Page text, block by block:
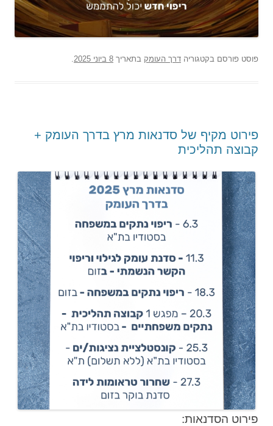
פוסט פורסם בקטגוריה דרך העומק בתאריך 8 ביוני 2025
פירוט מקיף של סדנאות מרץ בדרך העומק +
קבוצה תהליכית
פירוט הסדנאות: